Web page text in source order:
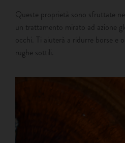
Queste proprietà sono sfruttate
un trattamento mirato ad azione
occhi. Ti aiuterà a ridurre borse e
rughe sottili.